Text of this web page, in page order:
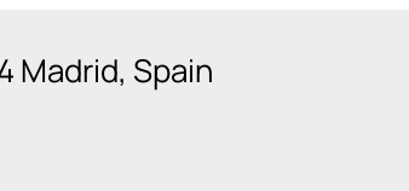
Madrid, Spain